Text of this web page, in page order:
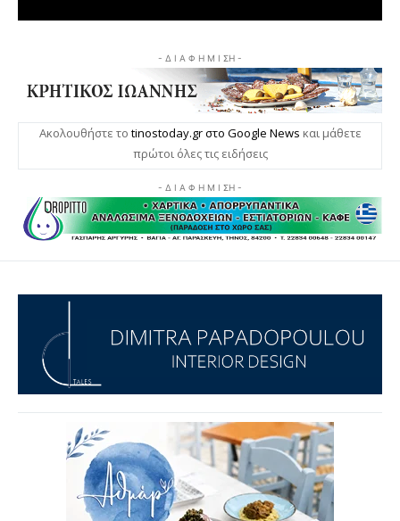
- Δ Ι Α Φ Η Μ Ι ΣΗ -
Ακολουθήστε το tinostoday.gr στο Google News και μάθετε
πρώτοι όλες τις ειδήσεις
- Δ Ι Α Φ Η Μ Ι ΣΗ -